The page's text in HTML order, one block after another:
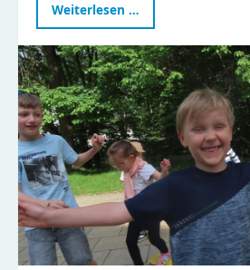
Weiterlesen …
Esche
beim
Firmenwandertag